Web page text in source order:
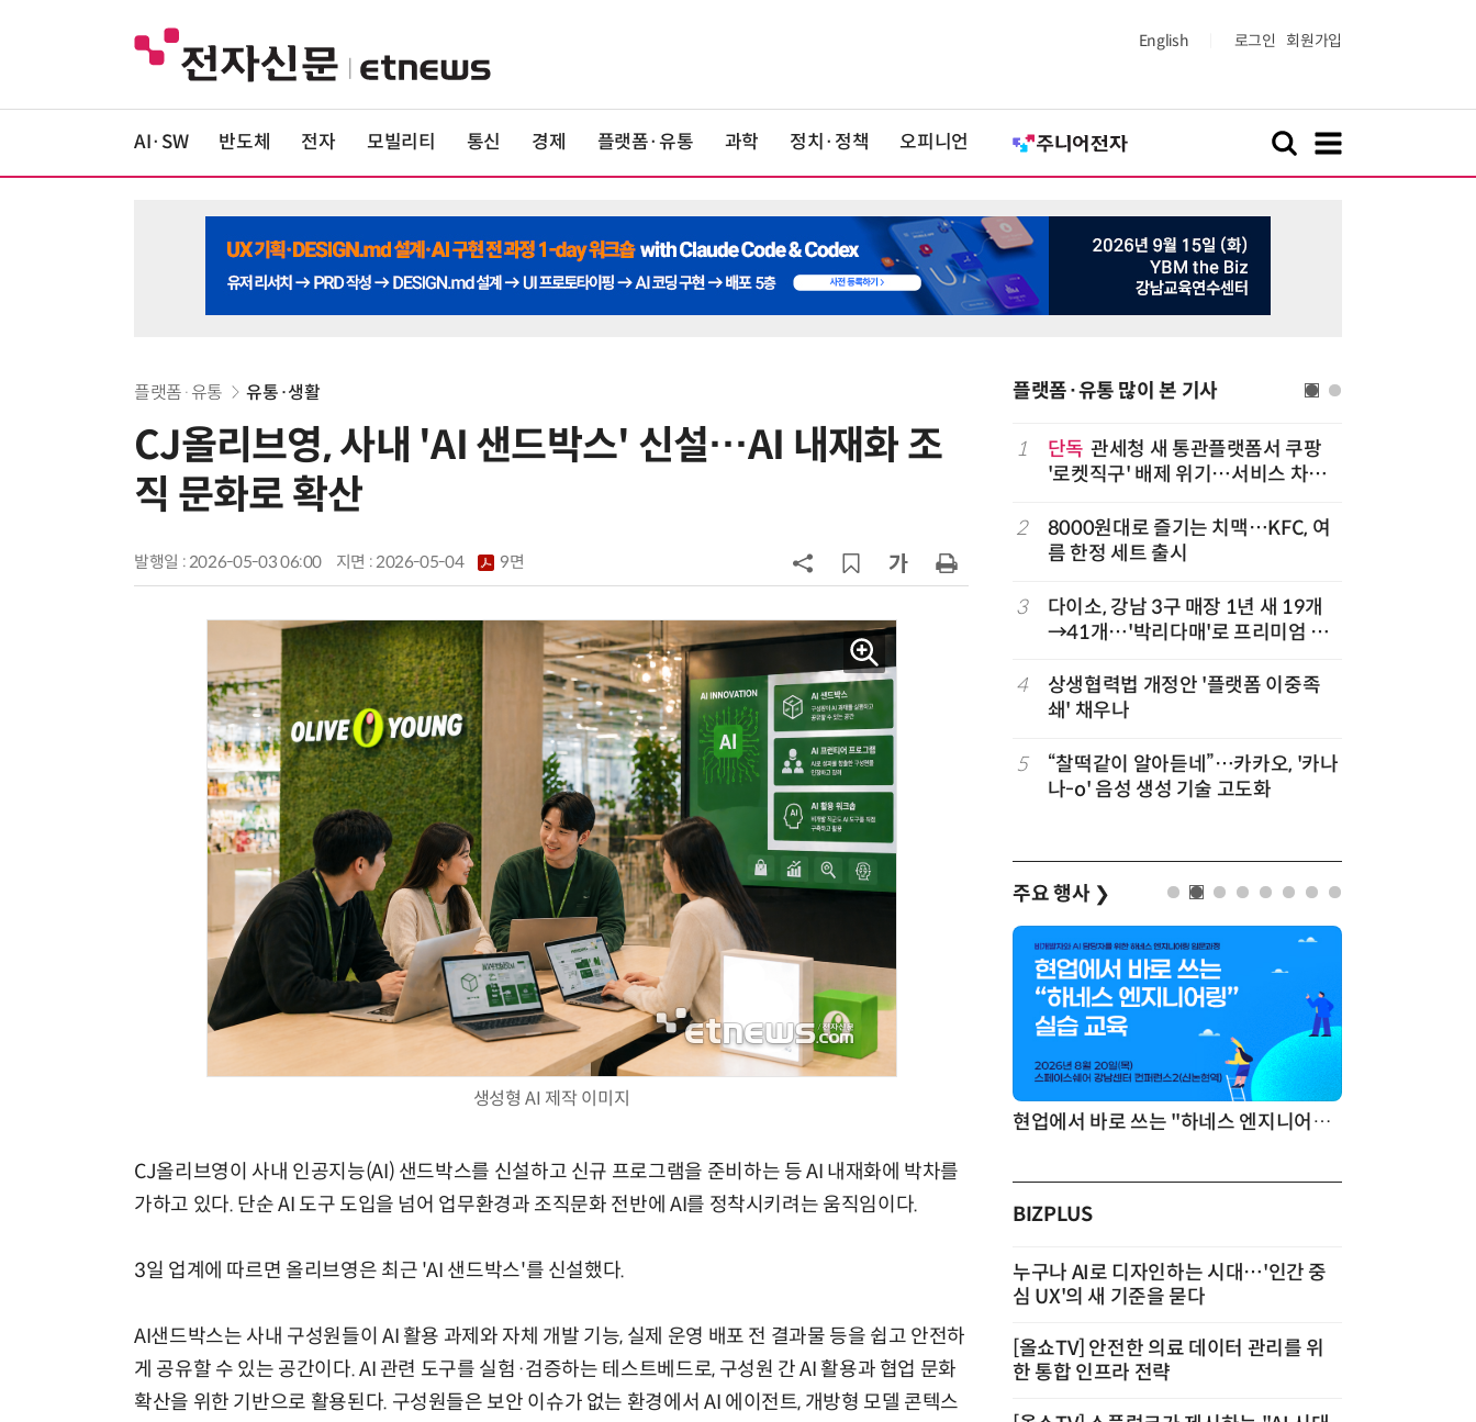
English 로그인 회원가입
AI·SW 반도체 전자 모빌리티 통신 경제 플랫폼·유통 과학 정치·정책 오피니언
플랫폼·유통 유통·생활
CJ올리브영, 사내 'AI 샌드박스' 신설…AI 내재화 조
직 문화로 확산
발행일 : 2026-05-03 06:00 지면 :2026-05-04 9면
생성형 AI 제작 이미지
CJ올리브영이 사내 인공지능(AI) 샌드박스를 신설하고 신규 프로그램을 준비하는 등 AI 내재화에 박차를
가하고 있다. 단순 AI 도구 도입을 넘어 업무환경과 조직문화 전반에 AI를 정착시키려는 움직임이다.
3일 업계에 따르면 올리브영은 최근 'AI 샌드박스'를 신설했다.
AI샌드박스는 사내 구성원들이 AI 활용 과제와 자체 개발 기능, 실제 운영 배포 전 결과물 등을 쉽고 안전하
게 공유할 수 있는 공간이다. AI 관련 도구를 실험·검증하는 테스트베드로, 구성원 간 AI 활용과 협업 문화
확산을 위한 기반으로 활용된다. 구성원들은 보안 이슈가 없는 환경에서 AI 에이전트, 개방형 모델 콘텍스
플랫폼·유통 많이 본 기사
6
쿠팡Inc, 상반기 영업적자 1.2조 육
매 300만개 돌파
9
우유 감산 협상 8월 말로 연장…산정
기준 놓고 '평행선'
10
CU, 여름철 안주용 스낵 매출 급증…
차별화 상품 확대
1 단독 관세청 새 통관플랫폼서 쿠팡
'로켓직구' 배제 위기…서비스 차질
2
8000원대로 즐기는 치맥…KFC, 여
름 한정 세트 출시
3
다이소, 강남 3구 매장 1년 새 19개
→41개…'박리다매'로 프리미엄 상
4
상생협력법 개정안 '플랫폼 이중족
쇄' 채우나
5
“찰떡같이 알아듣네”…카카오, '카나
나-o' 음성 생성 기술 고도화
주요 행사 ❯
현업에서 바로 쓰는 "하네스 엔지니어링" 실습 교육
BIZPLUS
누구나 AI로 디자인하는 시대…'인간 중
심 UX'의 새 기준을 묻다
[올쇼TV] 안전한 의료 데이터 관리를 위
한 통합 인프라 전략